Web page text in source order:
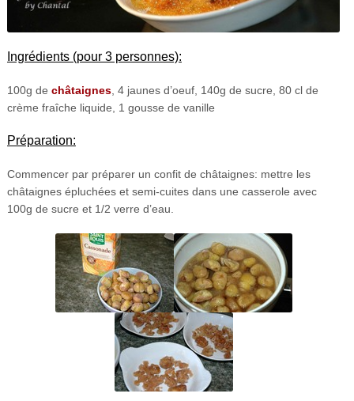
Ingrédients (pour 3 personnes):
100g de châtaignes, 4 jaunes d’oeuf, 140g de sucre, 80 cl de
crème fraîche liquide, 1 gousse de vanille
Préparation:
Commencer par préparer un confit de châtaignes: mettre les
châtaignes épluchées et semi-cuites dans une casserole avec
100g de sucre et 1/2 verre d’eau.